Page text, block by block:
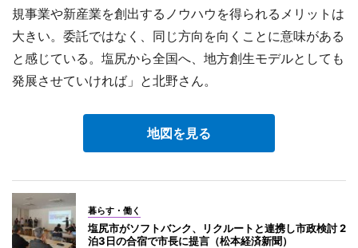
規事業や新産業を創出するノウハウを得られるメリットは
大きい。委託ではなく、同じ方向を向くことに意味がある
と感じている。塩尻から全国へ、地方創生モデルとしても
発展させていければ」と北野さん。
地図を見る
暮らす・働く
塩尻市がソフトバンク、リクルートと連携し市政検討 2
泊3日の合宿で市長に提言（松本経済新聞）